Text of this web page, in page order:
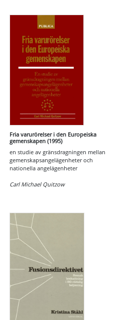
Fria varurörelser i den Europeiska
gemenskapen (1995)
en studie av gränsdragningen mellan
gemenskapsangelägenheter och
nationella angelägenheter
Carl Michael Quitzow